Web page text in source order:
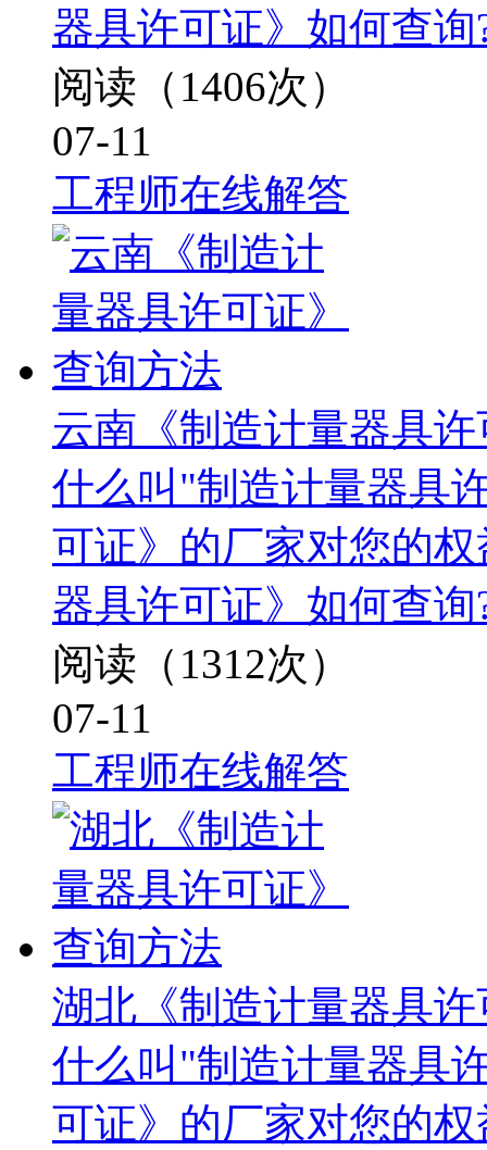
器具许可证》如何查
阅读（1406次）
07-11
工程师在线解答
云南《制造计量器具
什么叫"制造计量器具
可证》的厂家对您的
器具许可证》如何查
阅读（1312次）
07-11
工程师在线解答
湖北《制造计量器具
什么叫"制造计量器具
可证》的厂家对您的